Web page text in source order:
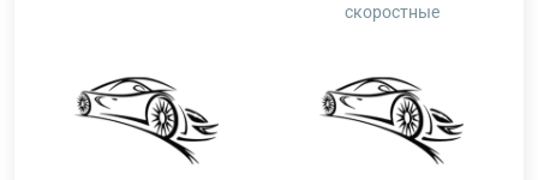
скоростные